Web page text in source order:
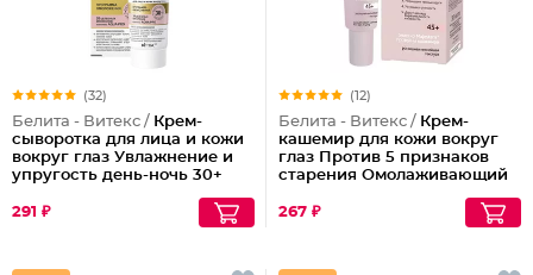
(32)
Белита - Витекс / Крем-
сыворотка для лица и кожи
вокруг глаз Увлажнение и
упругость день-ночь 30+
291 ₽
(12)
Белита - Витекс / Крем-
кашемир для кожи вокруг
глаз Против 5 признаков
старения Омолаживающий
267 ₽